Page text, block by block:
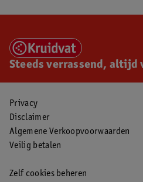
Steeds verrassend, altijd
Privacy
Disclaimer
Algemene Verkoopvoorwaarden
Veilig betalen
Zelf cookies beheren